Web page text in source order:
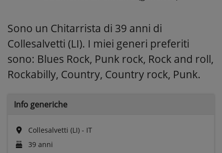
Sono un Chitarrista di 39 anni di
Collesalvetti (LI). I miei generi preferiti
sono: Blues Rock, Punk rock, Rock and roll,
Rockabilly, Country, Country rock, Punk.
Info generiche
Collesalvetti (LI) - IT
39 anni